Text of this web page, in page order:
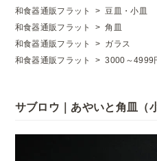
和食器通販フラット
>豆皿・小皿
和食器通販フラット
>角皿
和食器通販フラット
> ガラス
和食器通販フラット
>3000～4999
サブロウ｜あやいと角皿（